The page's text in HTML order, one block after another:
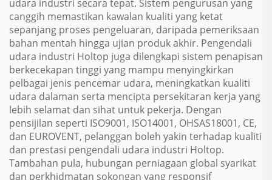
udara industri secara tepat. Sistem pengurusan yang
canggih memastikan kawalan kualiti yang ketat
sepanjang proses pengeluaran, daripada pemeriksaan
bahan mentah hingga ujian produk akhir. Pengendali
udara industri Holtop juga dilengkapi sistem penapisan
berkecekapan tinggi yang mampu menyingkirkan
pelbagai jenis pencemar udara, meningkatkan kualiti
udara dalaman serta mencipta persekitaran kerja yang
lebih selamat dan sihat untuk pekerja. Dengan
pensijilan seperti ISO9001, ISO14001, OHSAS18001, CE,
dan EUROVENT, pelanggan boleh yakin terhadap kualiti
dan prestasi pengendali udara industri Holtop.
Tambahan pula, hubungan perniagaan global syarikat
dan perkhidmatan sokongan yang responsif